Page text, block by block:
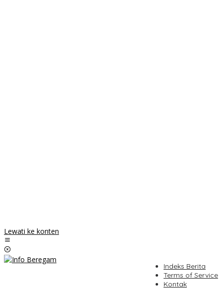
Lewati ke konten
Indeks Berita
Terms of Service
Kontak